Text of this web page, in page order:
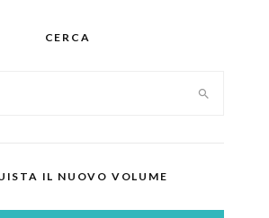
CERCA
IL NUOVO VOLUME